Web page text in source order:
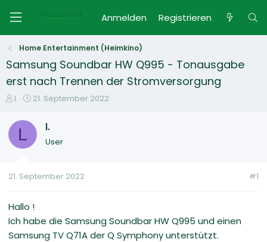
Anmelden Registrieren
Home Entertainment (Heimkino)
Samsung Soundbar HW Q995 - Tonausgabe
erst nach Trennen der Stromversorgung
E
s
e
e
l.
E
s
e
t
m
21. September 2022
L l.
User
21. September 2022 #1
Hallo !
Ich habe die Samsung Soundbar HW Q995 und einen
Samsung TV Q71A der Q Symphony unterstützt.